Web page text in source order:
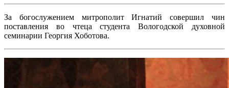
За богослужением митрополит Игнатий совершил чин
поставления во чтеца студента Вологодской духовной
семинарии Георгия Хоботова.